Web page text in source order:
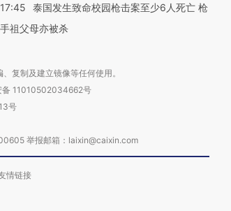
17:45
泰国发生致命校园枪击案至少6人死亡 枪
手祖父母亦被杀
复制及建立镜像等任何使用。
备 11010502034662号
号
举报邮箱：laixin@caixin.com
情链接